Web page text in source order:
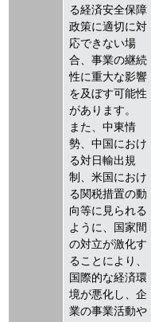
る経済安全保障
政策に適切に対
応できない場
合、事業の継続
性に重大な影響
を及ぼす可能性
があります。
また、中東情
勢、中国におけ
る対日輸出規
制、米国におけ
る関税措置の動
向等に見られる
ように、国家間
の対立が激化す
ることにより、
国際的な経済環
境が悪化し、企
業の事業活動や